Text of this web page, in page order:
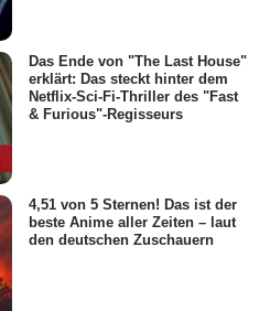
Das Ende von "The Last House"
erklärt: Das steckt hinter dem
Netflix-Sci-Fi-Thriller des "Fast
& Furious"-Regisseurs
4,51 von 5 Sternen! Das ist der
beste Anime aller Zeiten – laut
den deutschen Zuschauern